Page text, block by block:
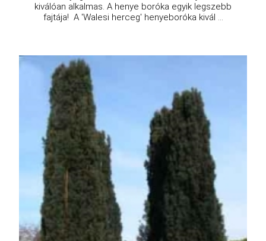
kiválóan alkalmas. A henye boróka egyik legszebb
fajtája! A 'Walesi herceg' henyeboróka kivál ...